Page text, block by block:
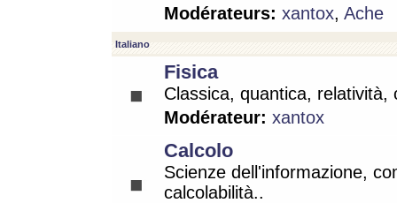
Modérateurs: xantox, Ache
Italiano
Fisica
Classica, quantica, relatività,
Modérateur: xantox
Calcolo
Scienze dell'informazione,
calcolabilità..